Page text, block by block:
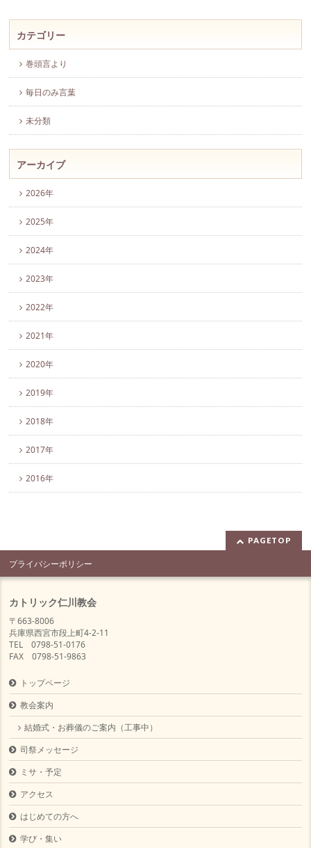
カテゴリー
巻頭言より
毎日のみ言葉
未分類
アーカイブ
2026年
2025年
2024年
2023年
2022年
2021年
2020年
2019年
2018年
2017年
2016年
PAGETOP
プライバシーポリシー
カトリック仁川教会
〒663-8006
兵庫県西宮市段上町4-2-11
TEL 0798-51-0176
FAX 0798-51-9863
トップページ
教会案内
結婚式・お葬儀のご案内（工事中）
司祭メッセージ
ミサ・予定
アクセス
はじめての方へ
学び・集い